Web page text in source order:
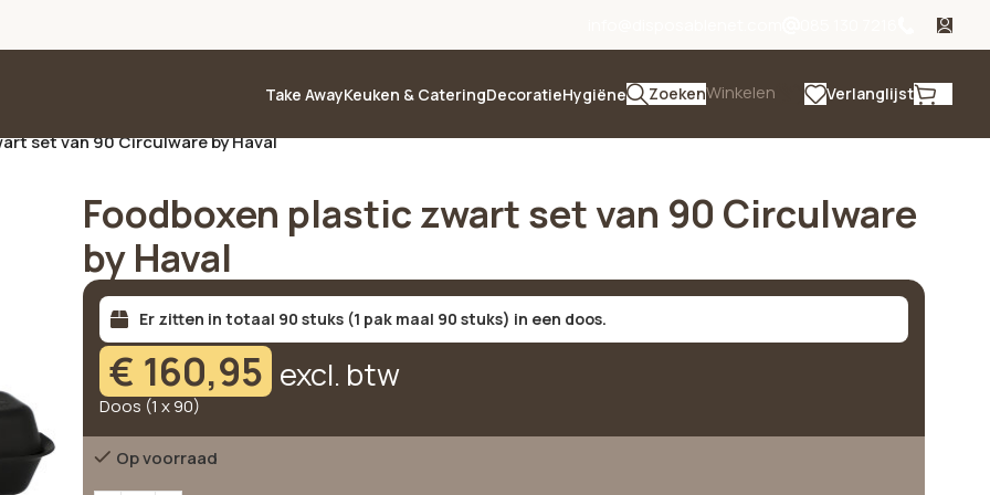
Take AwayKeuken & CateringDecoratieHygiëne ZoekenWinkelen Verlanglijst
set van 90 Circulware by Haval
Foodboxen plastic zwart set van 90 Circulware
by Haval
Er zitten in totaal 90 stuks (1 pak maal 90 stuks) in een doos.
€ 160,95 excl. btw
Doos (1 x 90)
Op voorraad